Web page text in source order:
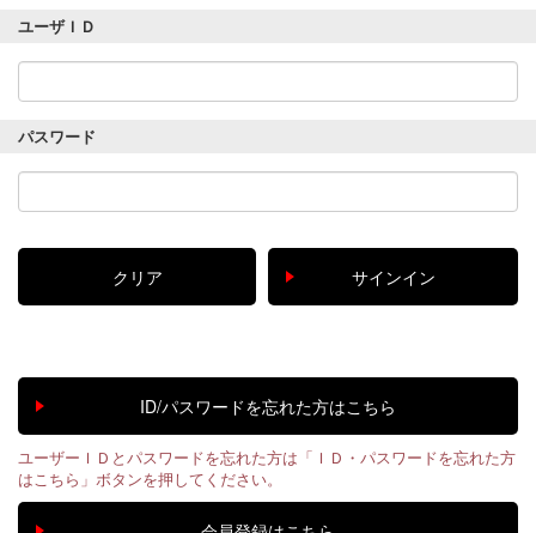
ユーザＩＤ
パスワード
ユーザーＩＤとパスワードを忘れた方は「ＩＤ・パスワードを忘れた方
はこちら」ボタンを押してください。